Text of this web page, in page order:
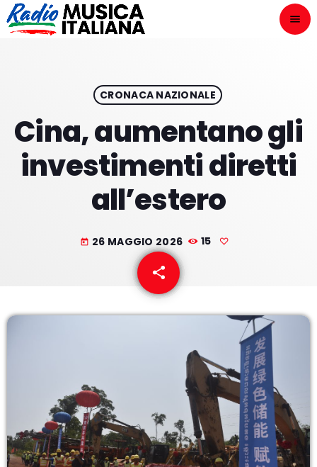
menu
play_arrow ONAIR
NOVITÀ DISCOGRAFICHE
LE NOTIZIE
CONTATTI
CRONACA NAZIONALE
Cina, aumentano gli
investimenti diretti
all’estero
today 26 MAGGIO 2026 15
share
email